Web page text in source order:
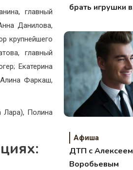
главный
Данилова,
крупнейшего
главный
Екатерина
Фаркаш,
Лара), Полина
брать игрушки в
Афиша
ДТП с Алексеем
Воробьевым